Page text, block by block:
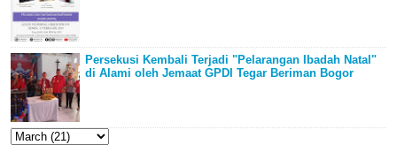
Persekusi Kembali Terjadi "Pelarangan Ibadah Natal"
di Alami oleh Jemaat GPDI Tegar Beriman Bogor